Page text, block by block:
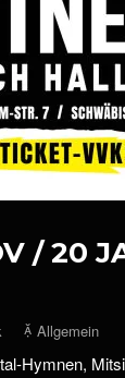
/ 20
Allgemein
Hymnen,